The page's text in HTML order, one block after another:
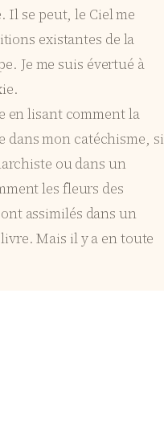
Il se peut, le Ciel me
existantes de la
Je me suis évertué à
en lisant comment la
dans mon catéchisme, si
ou dans un
les fleurs des
assimilés dans un
Mais il y a en toute